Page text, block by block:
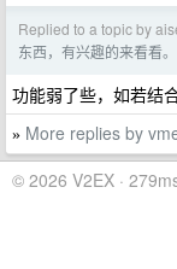
Replied to a topic by
东西，有兴趣的来看看。
功能弱了些，如若结
» More replies by
© 2026 V2EX ·